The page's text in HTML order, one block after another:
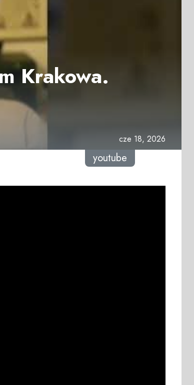
Krakowa.
cze 18, 2026
youtube